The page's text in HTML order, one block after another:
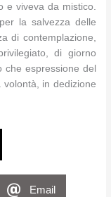
e viveva da mistico.
la salvezza delle
di contemplazione,
di giorno
espressione del
in dedizione
Email